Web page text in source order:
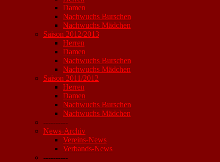
Damen
Nachwuchs Burschen
Nachwuchs Mädchen
Saison 2012/2013
Herren
Damen
Nachwuchs Burschen
Nachwuchs Mädchen
Saison 2011/2012
Herren
Damen
Nachwuchs Burschen
Nachwuchs Mädchen
----------
News-Archiv
Vereins-News
Verbands-News
----------